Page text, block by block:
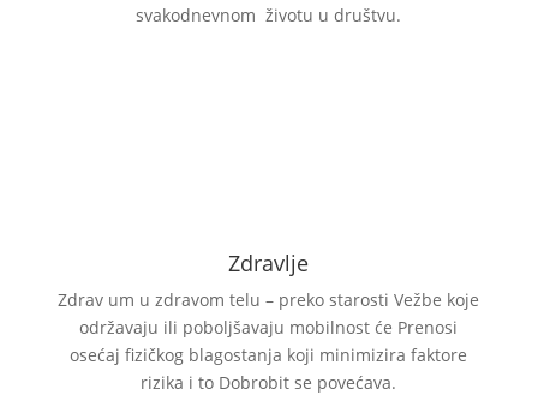
svakodnevnom životu u društvu.
Zdravlje
Zdrav um u zdravom telu – preko starosti Vežbe koje
održavaju ili poboljšavaju mobilnost će Prenosi
osećaj fizičkog blagostanja koji minimizira faktore
rizika i to Dobrobit se povećava.